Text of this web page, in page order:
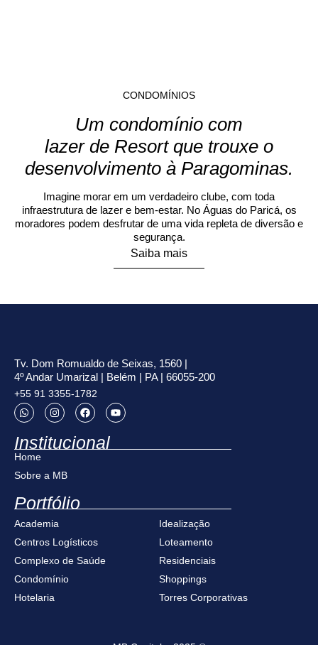
CONDOMÍNIOS
Um condomínio com
lazer de Resort que trouxe o
desenvolvimento à Paragominas.
Imagine morar em um verdadeiro clube, com toda
infraestrutura de lazer e bem-estar. No Águas do Paricá, os
moradores podem desfrutar de uma vida repleta de diversão e
segurança.
Saiba mais
Tv. Dom Romualdo de Seixas, 1560 |
4º Andar Umarizal | Belém | PA | 66055-200
+55 91 3355-1782
Institucional
Home
Sobre a MB
Portfólio
Academia
Centros Logísticos
Complexo de Saúde
Condomínio
Hotelaria
Idealização
Loteamento
Residenciais
Shoppings
Torres Corporativas